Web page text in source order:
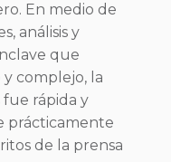
En medio de
análisis y
que
complejo, la
fue rápida y
prácticamente
de la prensa